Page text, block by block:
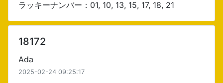
ラッキーナンバー：01, 10, 13, 15, 17, 18, 21
18172
Ada
2025-02-24 09:25:17